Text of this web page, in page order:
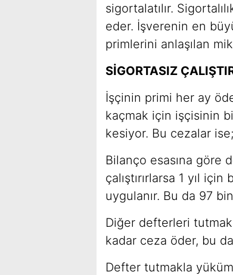
sigortalatılır.
eder. İşverenin en
primlerini anlaşılan
SİGORTASIZ
İşçinin primi her ay
kaçmak için işçisinin
kesiyor. Bu cezalar ise;
Bilanço esasına göre
çalıştırırlarsa 1 yıl
uygulanır. Bu da 97
Diğer defterleri
kadar ceza öder, bu
Defter tutmakla